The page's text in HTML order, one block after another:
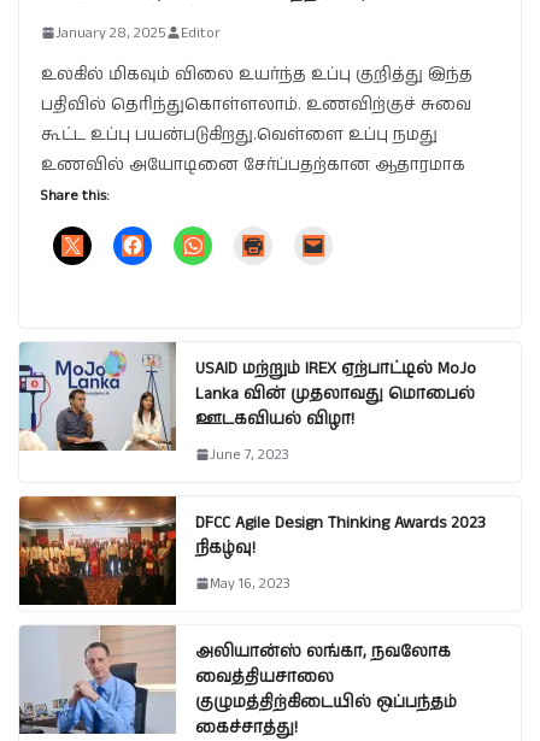
January 28, 2025 Editor
உலகில் மிகவும் விலை உயர்ந்த உப்பு குறித்து இந்த
பதிவில் தெரிந்துகொள்ளலாம். உணவிற்குச் சுவை
கூட்ட உப்பு பயன்படுகிறது.வெள்ளை உப்பு நமது
உணவில் அயோடினை சேர்ப்பதற்கான ஆதாரமாக
Share this:
USAID மற்றும் IREX ஏற்பாட்டில் MoJo
Lanka வின் முதலாவது மொபைல்
ஊடகவியல் விழா!
June 7, 2023
DFCC Agile Design Thinking Awards 2023
நிகழ்வு!
May 16, 2023
அலியான்ஸ் லங்கா, நவலோக
வைத்தியசாலை
குழுமத்திற்கிடையில் ஒப்பந்தம்
கைச்சாத்து!